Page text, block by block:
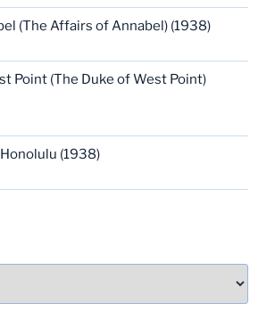
(The Affairs of Annabel) (1938)
Point (The Duke of West Point)
(1938)